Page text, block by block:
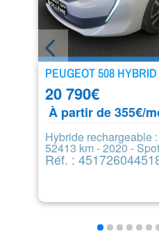
PEUGEOT 508
20 790€
À partir de 355€/
Hybride rechargeable
52413 km - 2020 -
Réf. :